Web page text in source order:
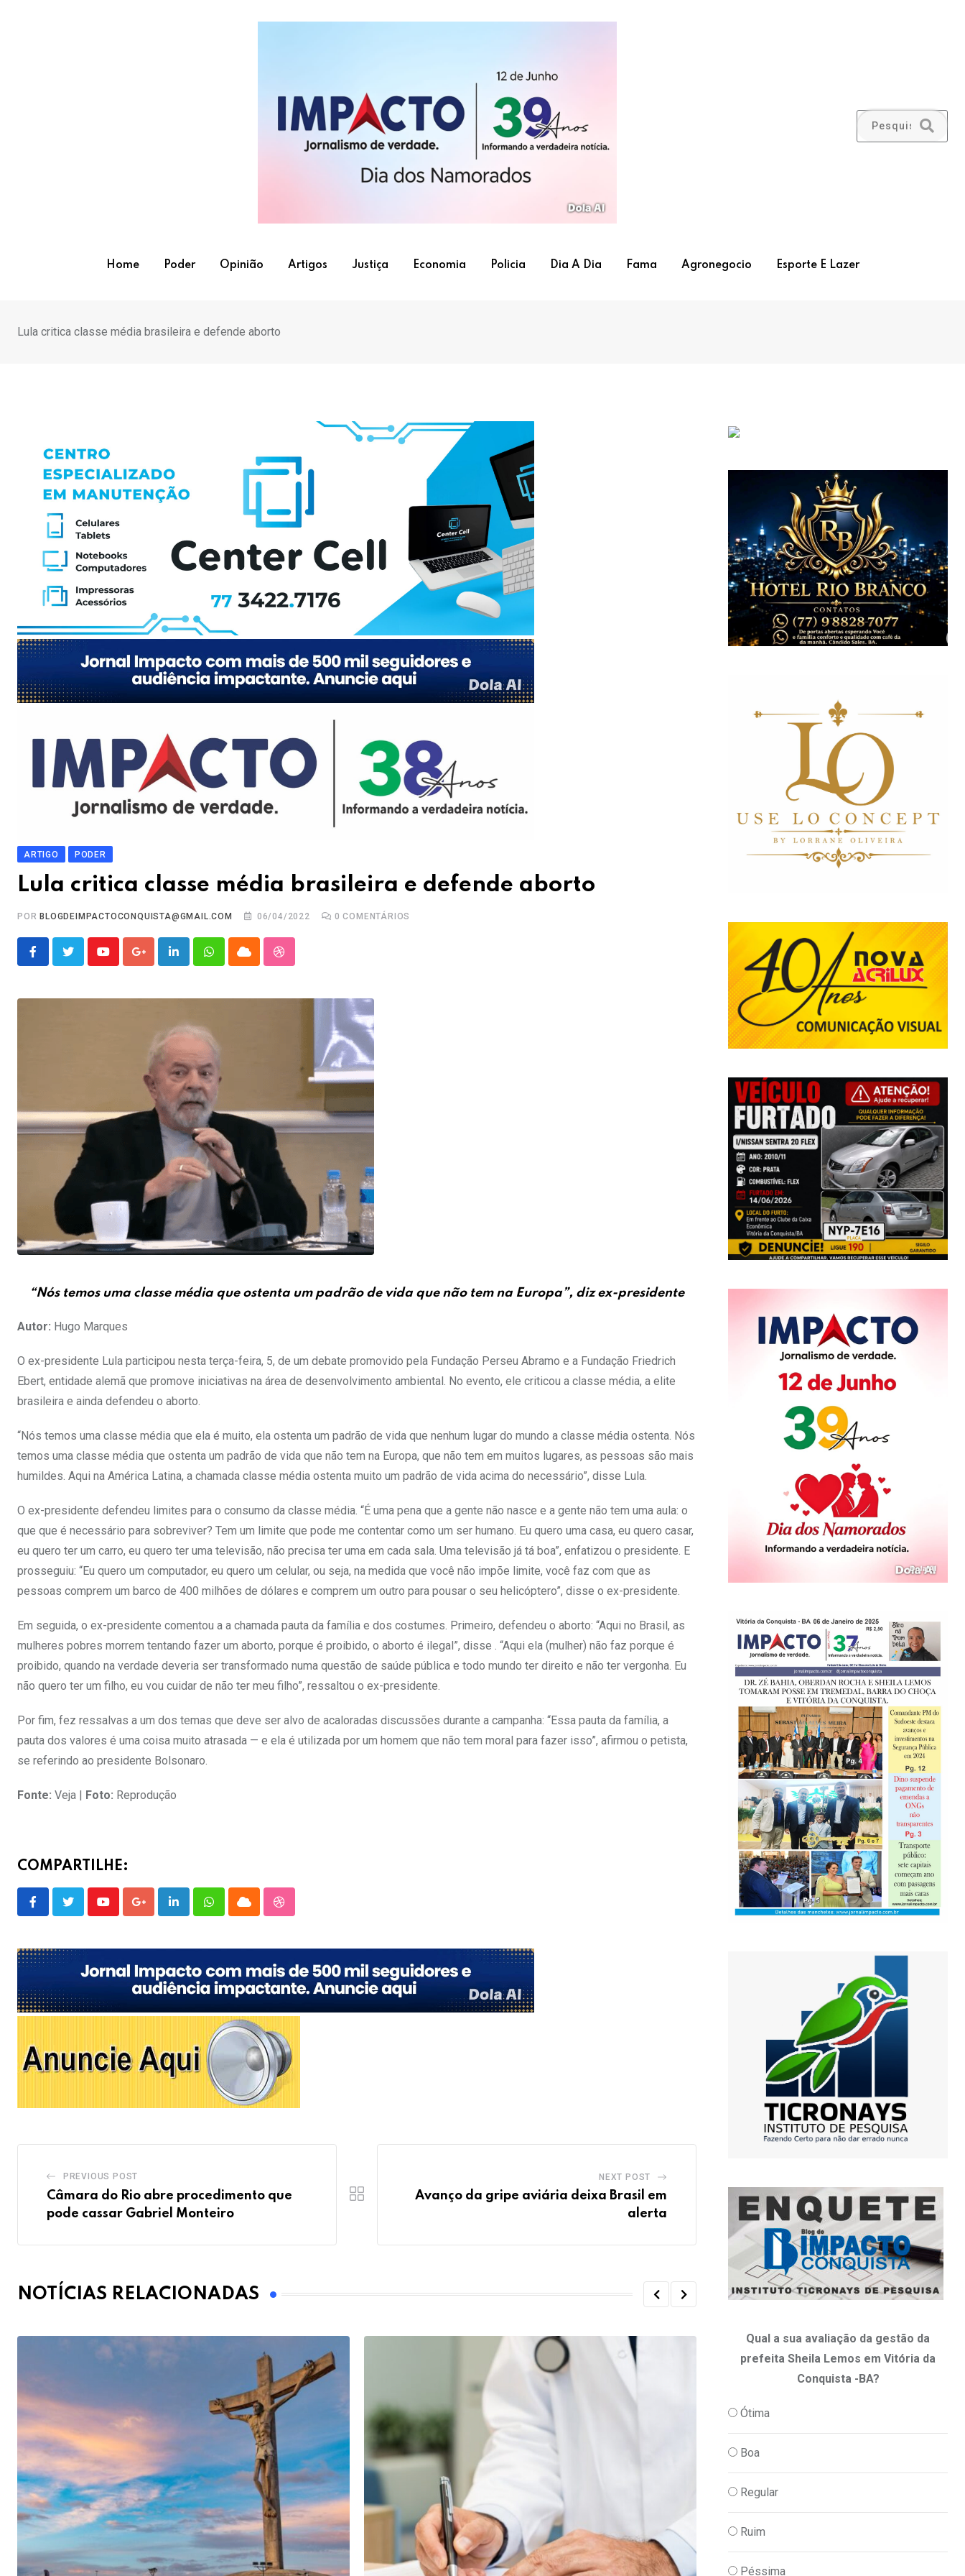
Home Poder Opinião Artigos Justiça Economia Policia Dia A Dia Fama Agronegocio Esporte E Lazer
Lula critica classe média brasileira e defende aborto
ARTIGO PODER
Lula critica classe média brasileira e defende aborto
POR BLOGDEIMPACTOCONQUISTA@GMAIL.COM 06/04/2022 0 COMENTÁRIOS
YoutubeGoogle+LinkedInWhatsappCloud StumbleUpon
“Nós temos uma classe média que ostenta um padrão de vida que não tem na Europa”, diz ex-presidente
Autor: Hugo Marques
O ex-presidente Lula participou nesta terça-feira, 5, de um debate promovido pela Fundação Perseu Abramo e a Fundação Friedrich
Ebert, entidade alemã que promove iniciativas na área de desenvolvimento ambiental. No evento, ele criticou a classe média, a elite
brasileira e ainda defendeu o aborto.
“Nós temos uma classe média que ela é muito, ela ostenta um padrão de vida que nenhum lugar do mundo a classe média ostenta. Nós
temos uma classe média que ostenta um padrão de vida que não tem na Europa, que não tem em muitos lugares, as pessoas são mais
humildes. Aqui na América Latina, a chamada classe média ostenta muito um padrão de vida acima do necessário”, disse Lula.
O ex-presidente defendeu limites para o consumo da classe média. “É uma pena que a gente não nasce e a gente não tem uma aula: o
que que é necessário para sobreviver? Tem um limite que pode me contentar como um ser humano. Eu quero uma casa, eu quero casar,
eu quero ter um carro, eu quero ter uma televisão, não precisa ter uma em cada sala. Uma televisão já tá boa”, enfatizou o presidente. E
prosseguiu: “Eu quero um computador, eu quero um celular, ou seja, na medida que você não impõe limite, você faz com que as
pessoas comprem um barco de 400 milhões de dólares e comprem um outro para pousar o seu helicóptero”, disse o ex-presidente.
Em seguida, o ex-presidente comentou a a chamada pauta da família e dos costumes. Primeiro, defendeu o aborto: “Aqui no Brasil, as
mulheres pobres morrem tentando fazer um aborto, porque é proibido, o aborto é ilegal”, disse . “Aqui ela (mulher) não faz porque é
proibido, quando na verdade deveria ser transformado numa questão de saúde pública e todo mundo ter direito e não ter vergonha. Eu
não quero ter um filho, eu vou cuidar de não ter meu filho”, ressaltou o ex-presidente.
Por fim, fez ressalvas a um dos temas que deve ser alvo de acaloradas discussões durante a campanha: “Essa pauta da família, a
pauta dos valores é uma coisa muito atrasada — e ela é utilizada por um homem que não tem moral para fazer isso”, afirmou o petista,
se referindo ao presidente Bolsonaro.
Fonte: Veja | Foto: Reprodução
COMPARTILHE:
YoutubeGoogle+LinkedInWhatsappCloud StumbleUpon
PREVIOUS POST
Câmara do Rio abre procedimento que
pode cassar Gabriel Monteiro
NEXT POST
Avanço da gripe aviária deixa Brasil em
alerta
NOTÍCIAS RELACIONADAS
Qual a sua avaliação da gestão da
prefeita Sheila Lemos em Vitória da
Conquista -BA?
Ótima
Boa
Regular
Ruim
Péssima